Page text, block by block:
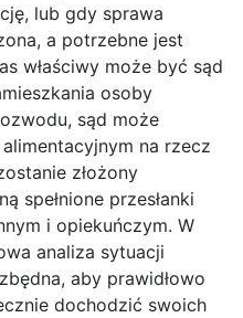
lub gdy sprawa
a potrzebne jest
właściwy może być sąd
osoby
sąd może
na rzecz
złożony
spełnione przesłanki
i opiekuńczym. W
analiza sytuacji
aby prawidłowo
dochodzić swoich